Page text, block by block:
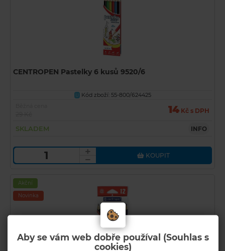
Aby se vám web dobře používal (Souhlas s
cookies)
CENTROPEN Pastelky 6 kusů 9520/6
U Kód zboží: 55-800/624425
14 Kč s DPH
SKLADEM INFO
KOUPIT
Akční
Novinka